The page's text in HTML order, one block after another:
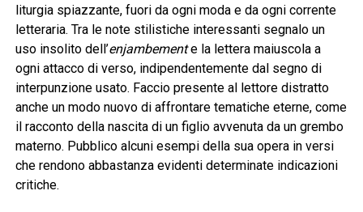
liturgia spiazzante, fuori da ogni moda e da ogni corrente
letteraria. Tra le note stilistiche interessanti segnalo un
uso insolito dell’enjambemente la lettera maiuscola a
ogni attacco di verso, indipendentemente dal segno di
interpunzione usato. Faccio presente al lettore distratto
anche un modo nuovo di affrontare tematiche eterne, come
il racconto della nascita di un figlio avvenuta da un grembo
materno. Pubblico alcuni esempi della sua opera in versi
che rendono abbastanza evidenti determinate indicazioni
critiche.